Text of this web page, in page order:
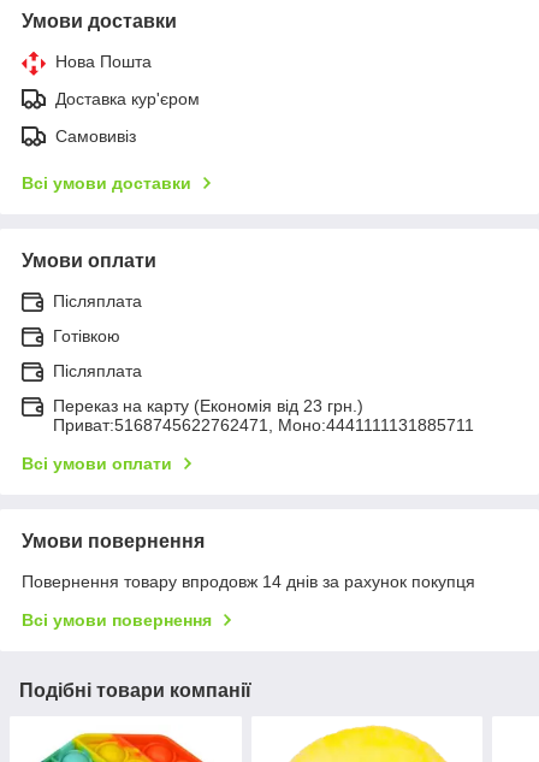
Умови доставки
Нова Пошта
Доставка кур'єром
Самовивіз
Всі умови доставки
Умови оплати
Післяплата
Готівкою
Післяплата
Переказ на карту (Економія від 23 грн.)
Приват:5168745622762471, Моно:4441111131885711
Всі умови оплати
Умови повернення
Повернення товару впродовж 14 днів за рахунок покупця
Всі умови повернення
Подібні товари компанії